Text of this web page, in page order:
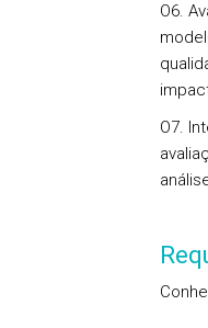
O6.
O7.